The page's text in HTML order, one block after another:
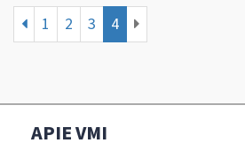
1 2 3 4
APIE VMI